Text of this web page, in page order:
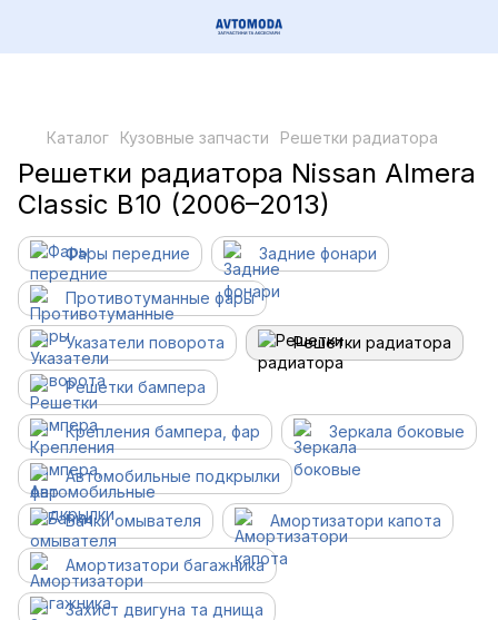
Каталог Кузовные запчасти Решетки радиатора
Решетки радиатора Nissan Almera
Classic B10 (2006–2013)
Фары передние Задние фонари
Противотуманные фары
Указатели поворота Решетки радиатора
Решетки бампера
Крепления бампера, фар Зеркала боковые
Автомобильные подкрылки
Бачки омывателя Амортизатори капота
Амортизатори багажника
Захист двигуна та днища